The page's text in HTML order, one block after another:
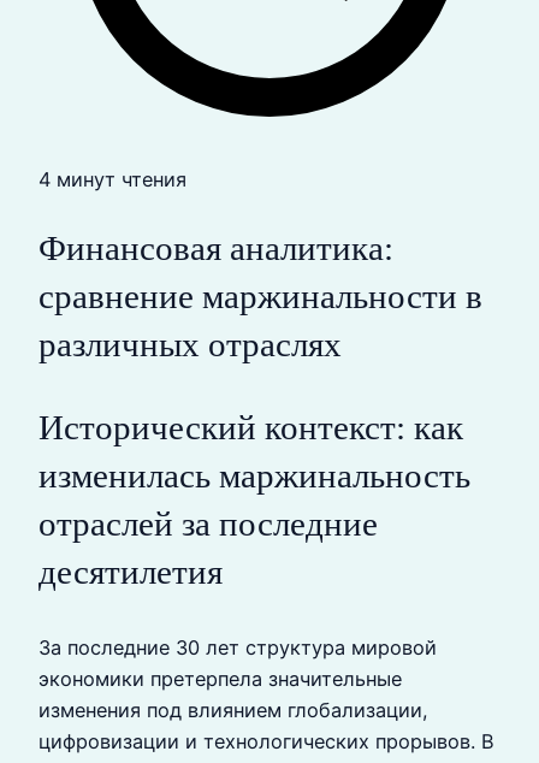
4 минут чтения
Финансовая аналитика:
сравнение маржинальности в
различных отраслях
Исторический контекст: как
изменилась маржинальность
отраслей за последние
десятилетия
За последние 30 лет структура мировой
экономики претерпела значительные
изменения под влиянием глобализации,
цифровизации и технологических прорывов. В